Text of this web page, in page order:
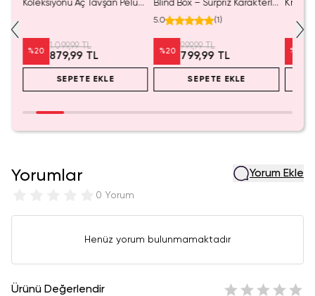
Koleksiyonu Aç Tavşan Peluş
%20
1.099,99 TL
879,99 TL
SEPETE EKLE
Blind Box – Sürpriz Karakterli
Eğlenceli Sunum
5.0 (1)
%20
999,99 TL
799,99 TL
SEPETE EKLE
Kristal
%
Yorumlar
0 Yorum
Yorum Ekle
Henüz yorum bulunmamaktadır
Ürünü Değerlendir